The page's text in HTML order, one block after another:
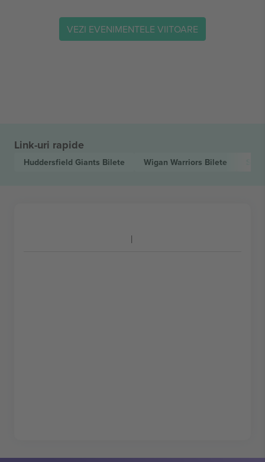
VEZI EVENIMENTELE VIITOARE
Link-uri rapide
Huddersfield Giants Bilete Wigan Warriors Bilete